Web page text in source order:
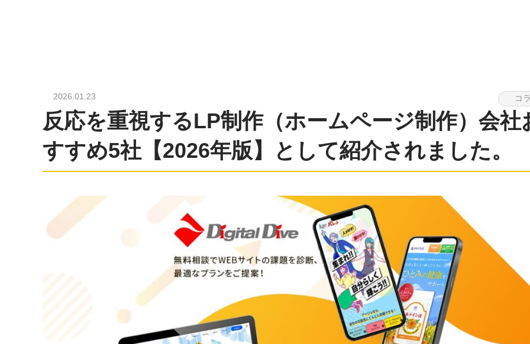
2026.01.23 コ
反応を重視するLP制作（ホームページ制作）会社
すすめ5社【2026年版】として紹介されました。